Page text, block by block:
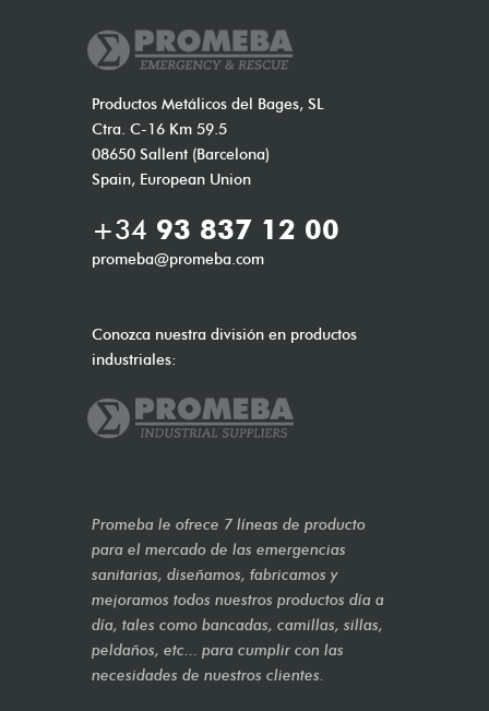
Productos Metálicos del Bages, SL
Ctra. C-16 Km 59.5
08650 Sallent (Barcelona)
Spain, European Union
+34 93 837 12 00
promeba@promeba.com
Conozca nuestra división en productos
industriales:
Promeba le ofrece 7 líneas de producto
para el mercado de las emergencias
sanitarias, diseñamos, fabricamos y
mejoramos todos nuestros productos día a
día, tales como bancadas, camillas, sillas,
peldaños, etc... para cumplir con las
necesidades de nuestros clientes.